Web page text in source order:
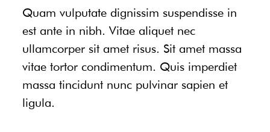
Quam vulputate dignissim suspendisse in
est ante in nibh. Vitae aliquet nec
ullamcorper sit amet risus. Sit amet massa
vitae tortor condimentum. Quis imperdiet
massa tincidunt nunc pulvinar sapien et
ligula.